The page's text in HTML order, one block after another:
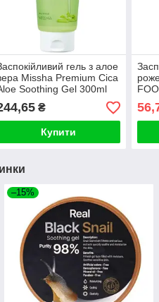
гель з алое
Missha Premium Cica
Soothing Gel 300ml
₴
Купити
–15%